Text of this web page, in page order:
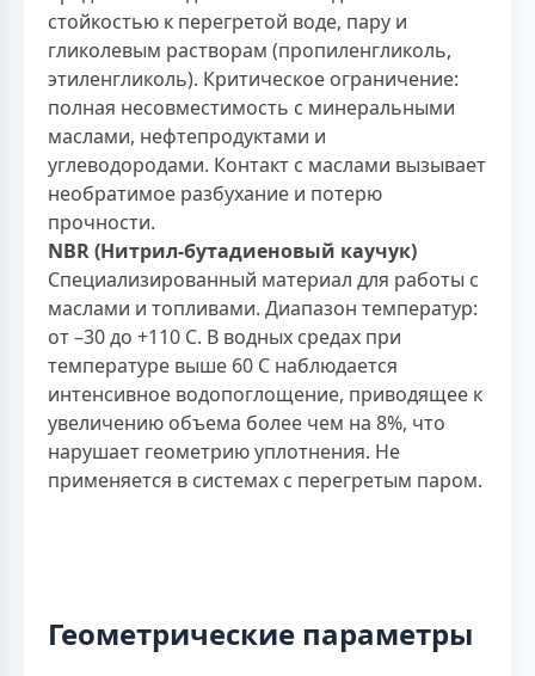
стойкостью к перегретой воде, пару и
гликолевым растворам (пропиленгликоль,
этиленгликоль). Критическое ограничение:
полная несовместимость с минеральными
маслами, нефтепродуктами и
углеводородами. Контакт с маслами вызывает
необратимое разбухание и потерю
прочности.
NBR (Нитрил-бутадиеновый каучук)
Специализированный материал для работы с
маслами и топливами. Диапазон температур:
от –30 до +110 С. В водных средах при
температуре выше 60 С наблюдается
интенсивное водопоглощение, приводящее к
увеличению объема более чем на 8%, что
нарушает геометрию уплотнения. Не
применяется в системах с перегретым паром.
Геометрические параметры